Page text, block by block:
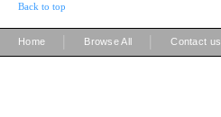
Back to top
Home Browse All Contact us